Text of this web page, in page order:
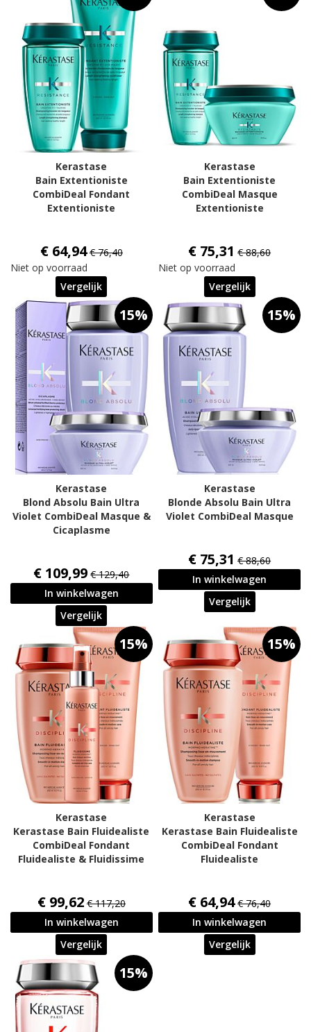
Kerastase
Bain Extentioniste
CombiDeal Fondant
Extentioniste
€ 64,94 € 76,40
Niet op voorraad
Vergelijk
Kerastase
Bain Extentioniste
CombiDeal Masque
Extentioniste
€ 75,31 € 88,60
Niet op voorraad
Vergelijk
15%
Kerastase
Blond Absolu Bain Ultra
Violet CombiDeal Masque &
Cicaplasme
€ 109,99 € 129,40
In winkelwagen
Vergelijk
15%
Kerastase
Blonde Absolu Bain Ultra
Violet CombiDeal Masque
€ 75,31 € 88,60
In winkelwagen
Vergelijk
15%
Kerastase
Kerastase Bain Fluidealiste
CombiDeal Fondant
Fluidealiste & Fluidissime
€ 99,62 € 117,20
In winkelwagen
Vergelijk
15%
Kerastase
Kerastase Bain Fluidealiste
CombiDeal Fondant
Fluidealiste
€ 64,94 € 76,40
In winkelwagen
Vergelijk
15%